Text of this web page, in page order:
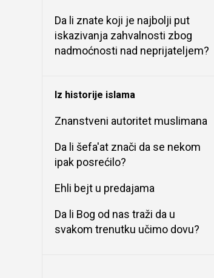
Da li znate koji je najbolji put
iskazivanja zahvalnosti zbog
nadmoćnosti nad neprijateljem?
Iz historije islama
Znanstveni autoritet muslimana
Da li šefa'at znači da se nekom
ipak posrećilo?
Ehli bejt u predajama
Da li Bog od nas traži da u
svakom trenutku učimo dovu?